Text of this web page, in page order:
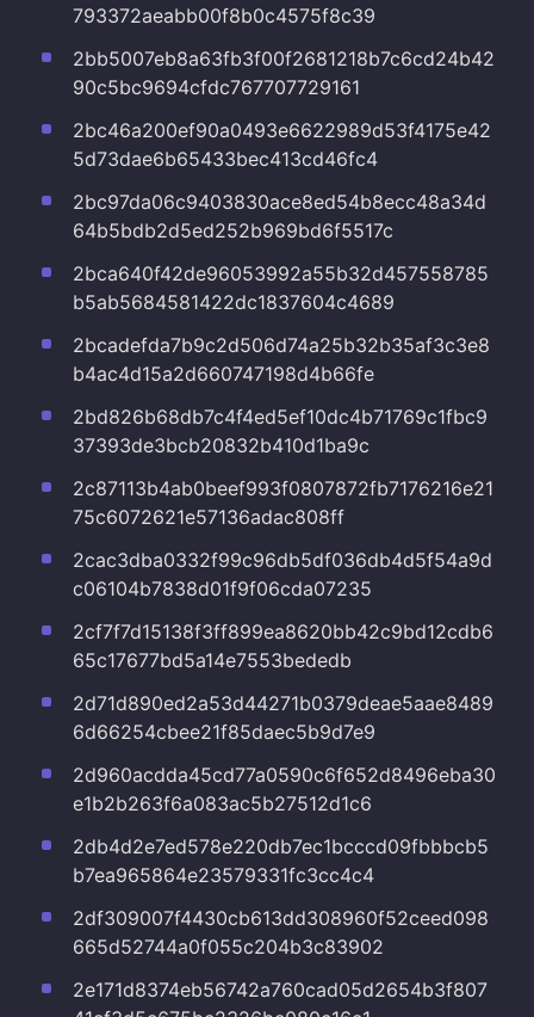
793372aeabb00f8b0c4575f8c39
2bb5007eb8a63fb3f00f2681218b7c6cd24b42
90c5bc9694cfdc767707729161
2bc46a200ef90a0493e6622989d53f4175e42
5d73dae6b65433bec413cd46fc4
2bc97da06c9403830ace8ed54b8ecc48a34d
64b5bdb2d5ed252b969bd6f5517c
2bca640f42de96053992a55b32d457558785
b5ab5684581422dc1837604c4689
2bcadefda7b9c2d506d74a25b32b35af3c3e8
b4ac4d15a2d660747198d4b66fe
2bd826b68db7c4f4ed5ef10dc4b71769c1fbc9
37393de3bcb20832b410d1ba9c
2c87113b4ab0beef993f0807872fb7176216e21
75c6072621e57136adac808ff
2cac3dba0332f99c96db5df036db4d5f54a9d
c06104b7838d01f9f06cda07235
2cf7f7d15138f3ff899ea8620bb42c9bd12cdb6
65c17677bd5a14e7553bededb
2d71d890ed2a53d44271b0379deae5aae8489
6d66254cbee21f85daec5b9d7e9
2d960acdda45cd77a0590c6f652d8496eba30
e1b2b263f6a083ac5b27512d1c6
2db4d2e7ed578e220db7ec1bcccd09fbbbcb5
b7ea965864e23579331fc3cc4c4
2df309007f4430cb613dd308960f52ceed098
665d52744a0f055c204b3c83902
2e171d8374eb56742a760cad05d2654b3f807